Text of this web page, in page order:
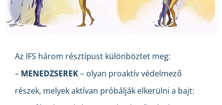
Az IFS három résztípust különböztet meg:
– MENEDZSEREK– olyan proaktív védelmező
részek, melyek aktívan próbálják elkerülni a bajt: